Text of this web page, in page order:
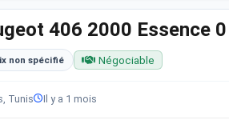
406 2000 Essence
non spécifié Négociable
Tunis Il y a 1 mois